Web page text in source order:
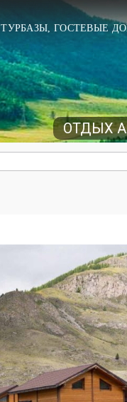
ТУРБАЗЫ, ГОСТЕВЫЕ
ОТДЫХ